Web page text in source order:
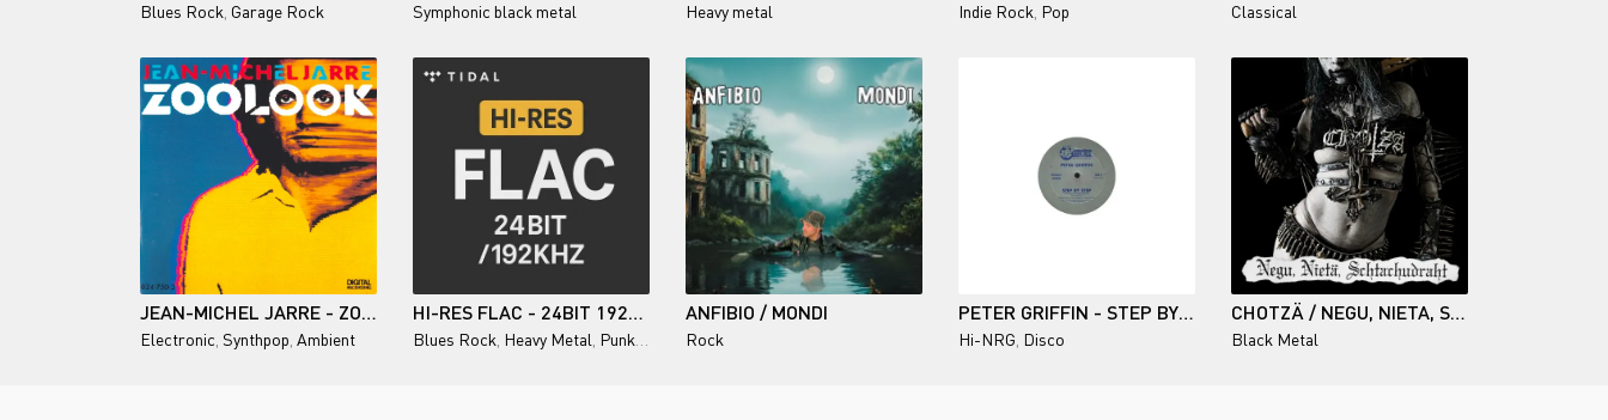
Blues Rock Garage Rock Symphonic black metal Heavy metal Indie Rock Pop Classical
JEAN-MICHEL JARRE - ZOOLOOK (REISSUE, REPRESS) 1984/1987
Electronic Synthpop Ambient
HI-RES FLAC - 24BIT 192KHZ
Blues Rock Heavy Metal Punk Rock Hard Rock
ANFIBIO / MONDI
Rock
PETER GRIFFIN - STEP BY STEP (12'' SINGLE)
Hi-NRG Disco
CHOTZÄ / NEGU, NIETA, SCHTACHUDRAHT
Black Metal